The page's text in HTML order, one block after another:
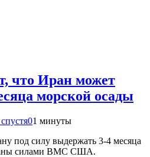
что Иран может
морской осады
01 минуты
под силу выдержать 3-4 месяца
силами ВМС США.